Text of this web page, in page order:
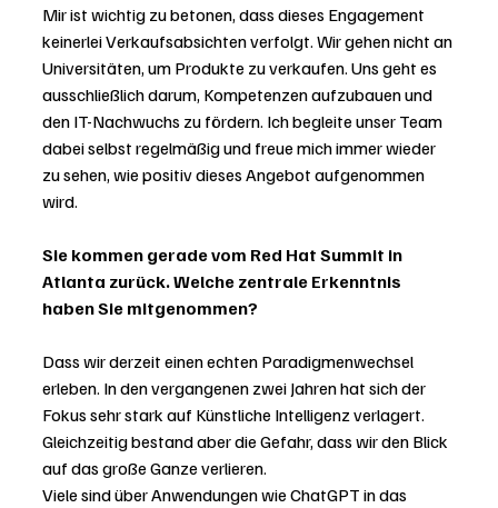
Mir ist wichtig zu betonen, dass dieses Engagement
keinerlei Verkaufsabsichten verfolgt. Wir gehen nicht an
Universitäten, um Produkte zu verkaufen. Uns geht es
ausschließlich darum, Kompetenzen aufzubauen und
den IT-Nachwuchs zu fördern. Ich begleite unser Team
dabei selbst regelmäßig und freue mich immer wieder
zu sehen, wie positiv dieses Angebot aufgenommen
wird.
Sie kommen gerade vom Red Hat Summit in
Atlanta zurück. Welche zentrale Erkenntnis
haben Sie mitgenommen?
Dass wir derzeit einen echten Paradigmenwechsel
erleben. In den vergangenen zwei Jahren hat sich der
Fokus sehr stark auf Künstliche Intelligenz verlagert.
Gleichzeitig bestand aber die Gefahr, dass wir den Blick
auf das große Ganze verlieren.
Viele sind über Anwendungen wie ChatGPT in das